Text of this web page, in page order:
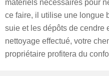
matériels nécessaires pour
ce faire, il utilise une longue
suie et les dépôts de cendre
nettoyage effectué, votre
propriétaire profitera du